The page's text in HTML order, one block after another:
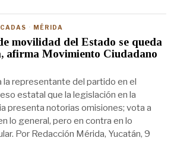
· MÉRIDA
movilidad del Estado se queda
afirma Movimiento Ciudadano
la representante del partido en el
estatal que la legislación en la
presenta notorias omisiones; vota a
lo general, pero en contra en lo
Por Redacción Mérida, Yucatán, 9